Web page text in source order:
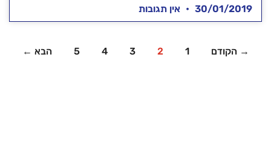
30/01/2019 אין תגובות
→ הקודם 1
2
3
4
5 הבא ←